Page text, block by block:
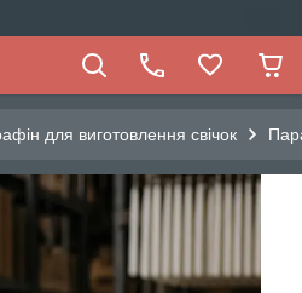
для виготовлення свічок